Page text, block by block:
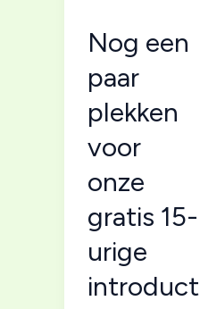
Nog een
paar
plekken
voor
onze
gratis 15-
urige
introduct